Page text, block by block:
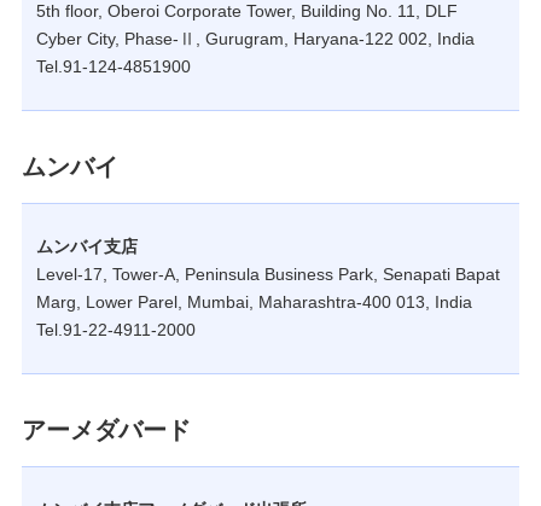
5th floor, Oberoi Corporate Tower, Building No. 11, DLF
Cyber City, Phase-Ⅱ, Gurugram, Haryana-122 002, India
Tel.91-124-4851900
ムンバイ
ムンバイ支店
Level-17, Tower-A, Peninsula Business Park, Senapati Bapat
Marg, Lower Parel, Mumbai, Maharashtra-400 013, India
Tel.91-22-4911-2000
アーメダバード